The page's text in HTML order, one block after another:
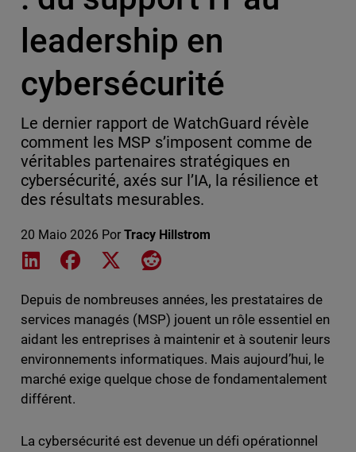
leadership en
cybersécurité
Le dernier rapport de WatchGuard révèle
comment les MSP s’imposent comme de
véritables partenaires stratégiques en
cybersécurité, axés sur l’IA, la résilience et
des résultats mesurables.
20 Maio 2026 Por Tracy Hillstrom
Share on LinkedIn
Share on Facebook
Share on XShare on Reddit
Depuis de nombreuses années, les prestataires de
services managés (MSP) jouent un rôle essentiel en
aidant les entreprises à maintenir et à soutenir leurs
environnements informatiques. Mais aujourd’hui, le
marché exige quelque chose de fondamentalement
différent.
La cybersécurité est devenue un défi opérationnel